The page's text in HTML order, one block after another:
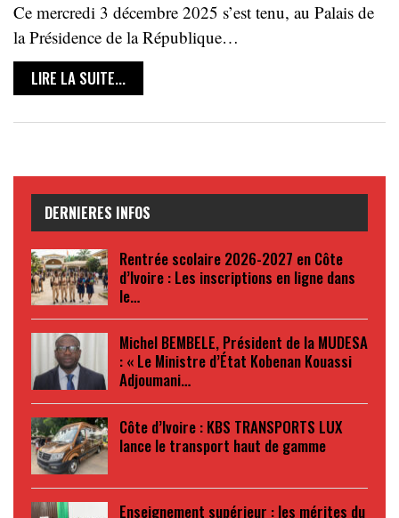
Ce mercredi 3 décembre 2025 s’est tenu, au Palais de
la Présidence de la République…
LIRE LA SUITE...
DERNIERES INFOS
Rentrée scolaire 2026-2027 en Côte
d’Ivoire : Les inscriptions en ligne dans
le…
Michel BEMBELE, Président de la MUDESA
: « Le Ministre d’État Kobenan Kouassi
Adjoumani…
Côte d’Ivoire : KBS TRANSPORTS LUX
lance le transport haut de gamme
Enseignement supérieur : les mérites du